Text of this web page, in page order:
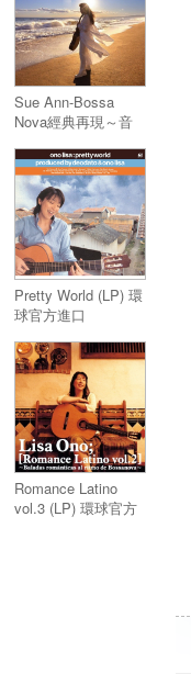
Sue Ann-Bossa
Nova經典再現～音
Carlos Jobim致敬專
輯 台壓
Pretty World (LP) 環
球官方進口
Romance Latino
vol.3 (LP) 環球官方